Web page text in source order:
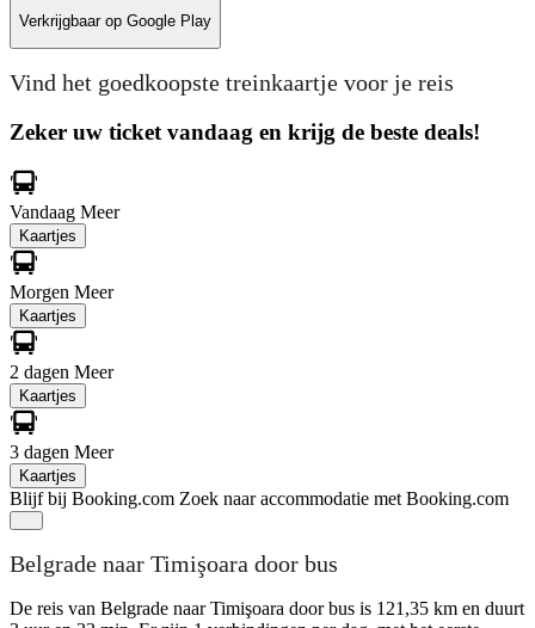
Verkrijgbaar op Google Play
Vind het goedkoopste treinkaartje voor je reis
Zeker uw ticket vandaag en krijg de beste deals!
Vandaag Meer
Kaartjes
Morgen Meer
Kaartjes
2 dagen Meer
Kaartjes
3 dagen Meer
Kaartjes
Blijf bij Booking.com Zoek naar accommodatie met Booking.com
Belgrade naar Timişoara door bus
De reis van Belgrade naar Timişoara door bus is 121,35 km en duurt